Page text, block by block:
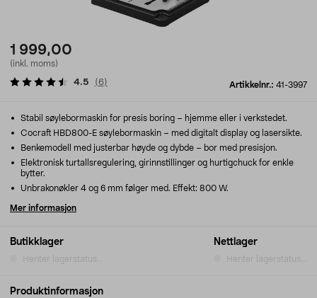
1 999,00
(inkl. moms)
Artikkelnr.: 41-3997
4.5 (6)
Butikklager
Henter lagerstatus...
Nettlager
Henter lagerstatus...
Stabil søylebormaskin for presis boring – hjemme eller i verkstedet.
Cocraft HBD800-E søylebormaskin – med digitalt display og lasersikte.
Benkemodell med justerbar høyde og dybde – bor med presisjon.
Elektronisk turtallsregulering, girinnstillinger og hurtigchuck for enkle
bytter.
Unbrakonøkler 4 og 6 mm følger med. Effekt: 800 W.
Mer informasjon
Produktinformasjon